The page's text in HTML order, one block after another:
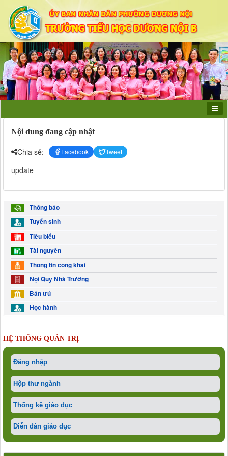
Nội dung đang cập nhật
Chia sẻ: Facebook Tweet
update
Thông báo
Tuyển sinh
Tiêu biểu
Tài nguyên
Thông tin công khai
Nội Quy Nhà Trường
Bán trú
Học hành
HỆ THỐNG QUẢN TRỊ
Đăng nhập
Hộp thư ngành
Thống kê giáo dục
Diễn đàn giáo dục